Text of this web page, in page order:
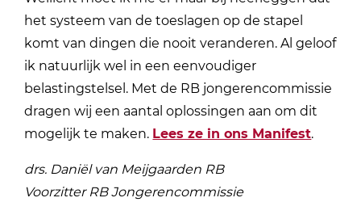
het systeem van de toeslagen op de stapel
komt van dingen die nooit veranderen. Al geloof
ik natuurlijk wel in een eenvoudiger
belastingstelsel. Met de RB jongerencommissie
dragen wij een aantal oplossingen aan om dit
mogelijk te maken. Lees ze in ons Manifest.
drs. Daniël van Meijgaarden RB
Voorzitter RB Jongerencommissie